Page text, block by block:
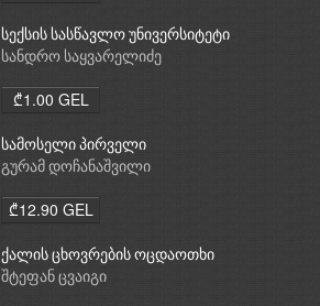
სექსის სასწავლო უნივერსიტეტი
სანდრო საყვარელიძე
₾1.00 GEL
სამოსელი პირველი
გურამ დოჩანაშვილი
₾12.90 GEL
ქალის ცხოვრების ოცდაოთხი
საათი
შტეფან ცვაიგი